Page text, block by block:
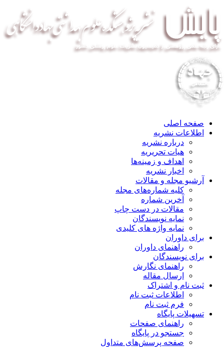
صفحه اصلی
اطلاعات نشریه
درباره نشریه
هیات تحریریه
اهداف و زمینه‌ها
اخبار نشریه
آرشیو مجله و مقالات
کلیه شماره‌های مجله
آخرین شماره
مقالات در دست چاپ
نمایه نویسندگان
نمایه واژه های کلیدی
برای داوران
راهنمای داوران
برای نویسندگان
راهنمای نگارش
ارسال مقاله
ثبت نام و اشتراک
اطلاعات ثبت نام
فرم ثبت نام
تسهیلات پایگاه
راهنمای صفحات
جستجو در پایگاه
صفحه پرسش‌های متداول